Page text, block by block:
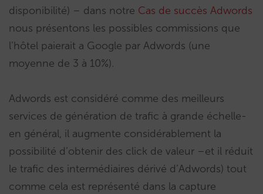
disponibilité) – dans notre Cas de succès Adwords
nous présentons les possibles commissions que
l’hôtel paierait a Google par Adwords (une
moyenne de 3 à 10%).
Adwords est considéré comme des meilleurs
services de génération de trafic à grande échelle-
en général, il augmente considérablement la
possibilité d’obtenir des click de valeur –et il réduit
le trafic des intermédiaires dérivé d’Adwords) tout
comme cela est représenté dans la capture